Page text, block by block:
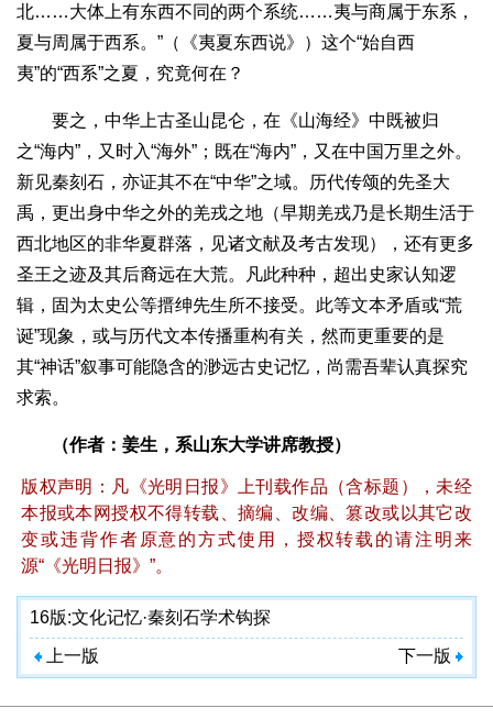
北……大体上有东西不同的两个系统……夷与商属于东系，
夏与周属于西系。”（《夷夏东西说》）这个“始自西
夷”的“西系”之夏，究竟何在？
要之，中华上古圣山昆仑，在《山海经》中既被归
之“海内”，又时入“海外”；既在“海内”，又在中国万里之外。
新见秦刻石，亦证其不在“中华”之域。历代传颂的先圣大
禹，更出身中华之外的羌戎之地（早期羌戎乃是长期生活于
西北地区的非华夏群落，见诸文献及考古发现），还有更多
圣王之迹及其后裔远在大荒。凡此种种，超出史家认知逻
辑，固为太史公等搢绅先生所不接受。此等文本矛盾或“荒
诞”现象，或与历代文本传播重构有关，然而更重要的是
其“神话”叙事可能隐含的渺远古史记忆，尚需吾辈认真探究
求索。
（作者：姜生，系山东大学讲席教授）
版权声明：凡《光明日报》上刊载作品（含标题），未经
本报或本网授权不得转载、摘编、改编、篡改或以其它改
变或违背作者原意的方式使用，授权转载的请注明来
源“《光明日报》”。
16版:文化记忆·秦刻石学术钩探
上一版 下一版